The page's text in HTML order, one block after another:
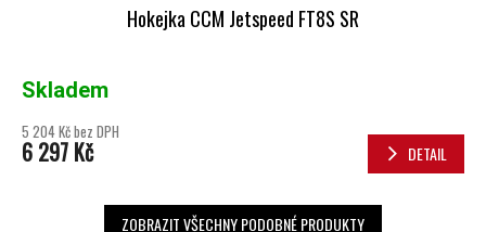
Hokejka CCM Jetspeed FT8S SR
Skladem
5 204 Kč bez DPH
6 297 Kč DETAIL
ZOBRAZIT VŠECHNY PODOBNÉ PRODUKTY